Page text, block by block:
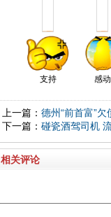
支持 感动
上一篇： 德州“前首富”
下一篇： 碰瓷酒驾司机
相关评论